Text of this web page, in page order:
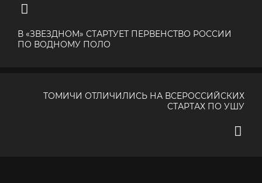
В «ЗВЕЗДНОМ» СТАРТУЕТ ПЕРВЕНСТВО РОССИИ
ПО ВОДНОМУ ПОЛО
ТОМИЧИ ОТЛИЧИЛИСЬ НА ВСЕРОССИЙСКИХ
СТАРТАХ ПО УШУ